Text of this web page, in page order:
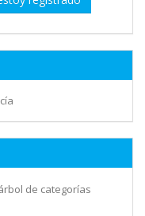
de categorías